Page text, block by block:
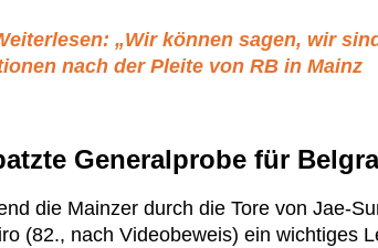
„Wir können sagen, wir
nach der Pleite von RB in Mainz
Generalprobe für
die Mainzer durch die Tore von Jae-
(82., nach Videobeweis) ein wichtiges